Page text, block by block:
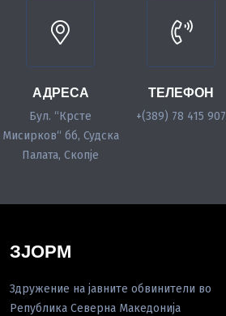
АДРЕСА
Бул. “Крсте
Мисирков“ бб, Судска
Палата, Скопје
ТЕЛЕФОН
+(389) 78 415 907
ЗЈОРМ
Здружение на јавните обвинители во
Република Северна Македонија